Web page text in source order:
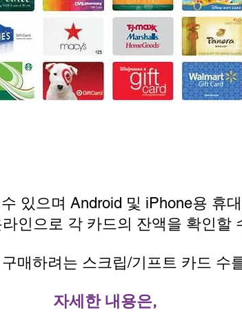
있으며 Android 및 iPhone용 휴
인으로 각 카드의 잔액을 확인할
매하려는 스크립/기프트 카드 수
자세한 내용은,